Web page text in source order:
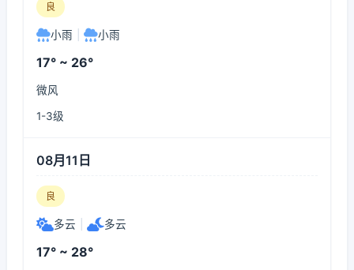
良
小雨 小雨
17° ~ 26°
微风
1-3级
08月11日
良
多云 多云
17° ~ 28°